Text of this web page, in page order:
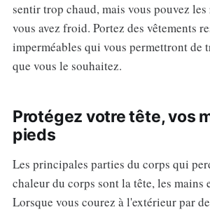
sentir trop chaud, mais vous pouvez
vous avez froid. Portez des vêtements
imperméables qui vous permettront de
que vous le souhaitez.
Protégez votre tête, vos
pieds
Les principales parties du corps qui
chaleur du corps sont la tête, les mains
Lorsque vous courez à l'extérieur par